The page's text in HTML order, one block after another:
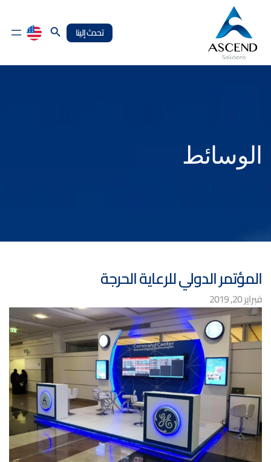
Search Button
تحدث إلينا
الوسائط
المؤتمر الدولي للرعاية الحرجة
فبراير 20, 2019